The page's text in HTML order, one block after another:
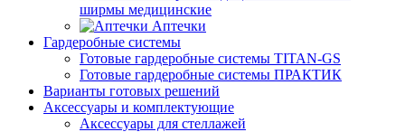
ширмы медицинские
Аптечки
Гардеробные системы
Готовые гардеробные системы TITAN-GS
Готовые гардеробные системы ПРАКТИК
Варианты готовых решений
Аксессуары и комплектующие
Аксессуары для стеллажей